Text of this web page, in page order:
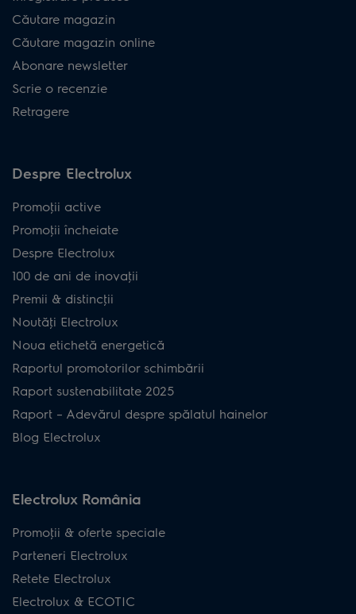
Căutare magazin
Căutare magazin online
Abonare newsletter
Scrie o recenzie
Retragere
Despre Electrolux
Promoţii active
Promoţii încheiate
Despre Electrolux
100 de ani de inovaţii
Premii & distincţii
Noutăţi Electrolux
Noua etichetă energetică
Raportul promotorilor schimbării
Raport sustenabilitate 2025
Raport – Adevărul despre spălatul hainelor
Blog Electrolux
Electrolux România
Promoţii & oferte speciale
Parteneri Electrolux
Retete Electrolux
Electrolux & ECOTIC